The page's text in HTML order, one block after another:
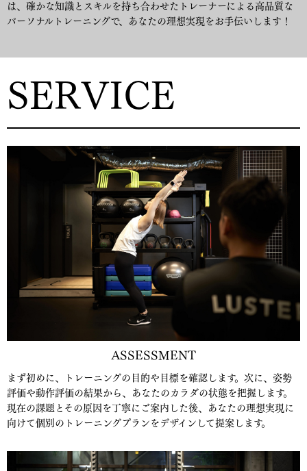
は、確かな知識とスキルを持ち合わせたトレーナーによる高品質な
パーソナルトレーニングで、あなたの理想実現をお手伝いします！
SERVICE
ASSESSMENT
まず初めに、トレーニングの目的や目標を確認します。次に、姿勢
評価や動作評価の結果から、あなたのカラダの状態を把握します。
現在の課題とその原因を丁寧にご案内した後、あなたの理想実現に
向けて個別のトレーニングプランをデザインして提案します。